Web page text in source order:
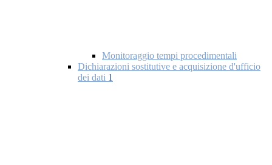
Monitoraggio tempi procedimentali
Dichiarazioni sostitutive e acquisizione d'ufficio
dei dati 1